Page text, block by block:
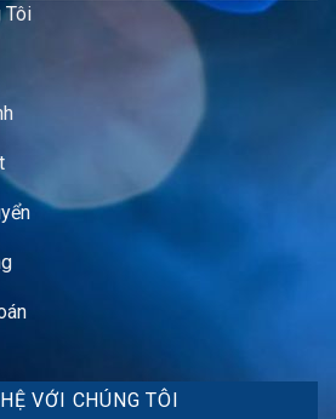
Tôi
VỚI CHÚNG TÔI